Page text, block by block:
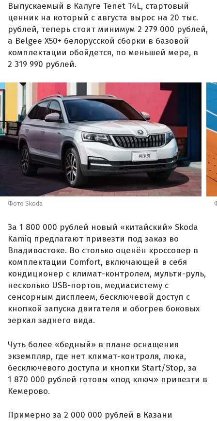
Выпускаемый в Калуге Tenet T4L, стартовый
ценник на который с августа вырос на 20 тыс.
рублей, теперь стоит минимум 2 279 000 рублей,
а Belgee X50+ белорусской сборки в базовой
комплектации обойдется, по меньшей мере, в
2 319 990 рублей.
Фото Skoda
За 1 800 000 рублей новый «китайский» Skoda
Kamiq предлагают привезти под заказ во
Владивостоке. Во столько оценён кроссовер в
комплектации Comfort, включающей в себя
кондиционер с климат-контролем, мульти-руль,
несколько USB-портов, медиасистему с
сенсорным дисплеем, бесключевой доступ с
кнопкой запуска двигателя и обогрев боковых
зеркал заднего вида.
Чуть более «бедный» в плане оснащения
экземпляр, где нет климат-контроля, люка,
бесключевого доступа и кнопки Start/Stop, за
1 870 000 рублей готовы «под ключ» привезти в
Кемерово.
Примерно за 2 000 000 рублей в Казани